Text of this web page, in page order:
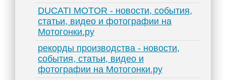
DUCATI MOTOR - новости, события,
статьи, видео и фотографии на
Мотогонки.ру
рекорды производства - новости,
события, статьи, видео и
фотографии на Мотогонки.ру